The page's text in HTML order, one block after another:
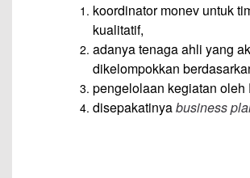
koordinator monev untuk
kualitatif,
adanya tenaga ahli yang
dikelompokkan
pengelolaan kegiatan oleh
disepakatinyabusiness